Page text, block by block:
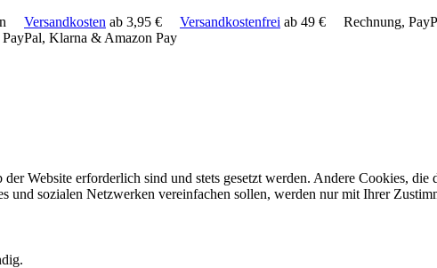
Versandkosten ab 3,95 € Versandkostenfrei ab 49 €
Rechnung,
Klarna & Amazon Pay
Website erforderlich sind und stets gesetzt werden. Andere Cookies,
und sozialen Netzwerken vereinfachen sollen, werden nur mit Ihrer